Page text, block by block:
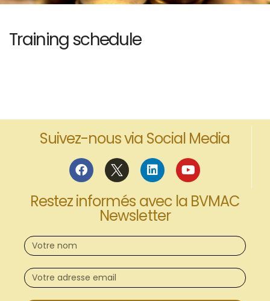
Training schedule
Suivez-nous via Social Media
Restez informés avec la BVMAC
Newsletter